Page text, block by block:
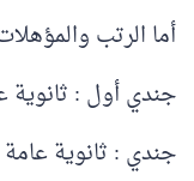
أما الرتب
جندي أول : ثانوية
جندي : ثانوية عامة